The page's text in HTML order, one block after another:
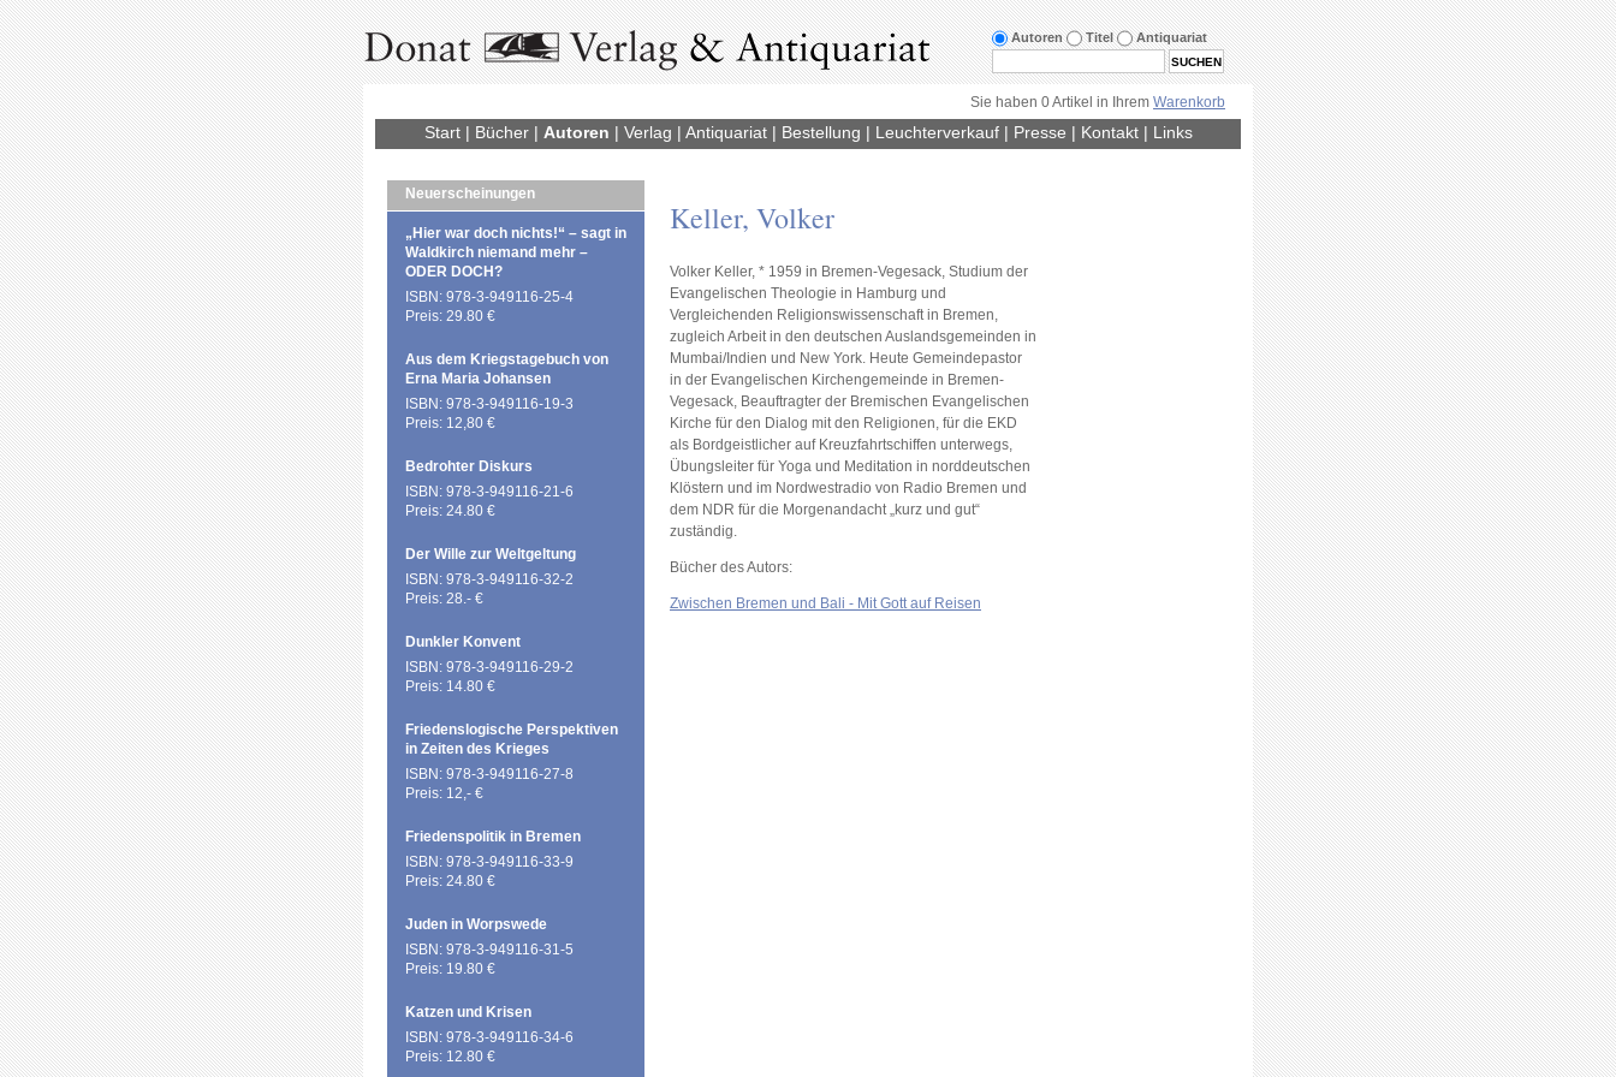
Autoren Titel Antiquariat
Sie haben 0 Artikel in Ihrem Warenkorb
Start| Bücher| Autoren | Verlag | Antiquariat| Bestellung | Leuchterverkauf| Presse | Kontakt| Links
Neuerscheinungen
„Hier war doch nichts!“ – sagt in
Waldkirch niemand mehr –
ODER DOCH?
ISBN: 978-3-949116-25-4
Preis: 29.80 €
Aus dem Kriegstagebuch von
Erna Maria Johansen
ISBN: 978-3-949116-19-3
Preis: 12,80 €
Bedrohter Diskurs
ISBN: 978-3-949116-21-6
Preis: 24.80 €
Der Wille zur Weltgeltung
ISBN: 978-3-949116-32-2
Preis: 28.- €
Dunkler Konvent
ISBN: 978-3-949116-29-2
Preis: 14.80 €
Friedenslogische Perspektiven
in Zeiten des Krieges
ISBN: 978-3-949116-27-8
Preis: 12,- €
Friedenspolitik in Bremen
ISBN: 978-3-949116-33-9
Preis: 24.80 €
Juden in Worpswede
ISBN: 978-3-949116-31-5
Preis: 19.80 €
Katzen und Krisen
ISBN: 978-3-949116-34-6
Preis: 12.80 €
Keller, Volker
Volker Keller, * 1959 in Bremen-Vegesack, Studium der
Evangelischen Theologie in Hamburg und
Vergleichenden Religionswissenschaft in Bremen,
zugleich Arbeit in den deutschen Auslandsgemeinden in
Mumbai/Indien und New York. Heute Gemeindepastor
in der Evangelischen Kirchengemeinde in Bremen-
Vegesack, Beauftragter der Bremischen Evangelischen
Kirche für den Dialog mit den Religionen, für die EKD
als Bordgeistlicher auf Kreuzfahrtschiffen unterwegs,
Übungsleiter für Yoga und Meditation in norddeutschen
Klöstern und im Nordwestradio von Radio Bremen und
dem NDR für die Morgenandacht „kurz und gut“
zuständig.
Bücher des Autors:
Zwischen Bremen und Bali - Mit Gott auf Reisen